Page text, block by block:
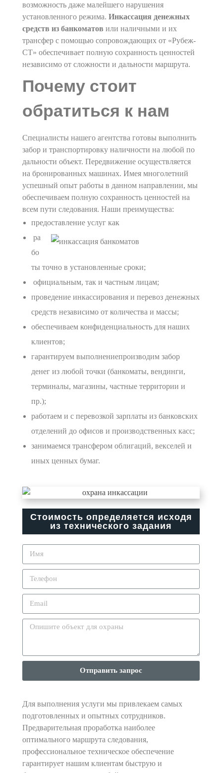
возможность даже малейшего нарушения
установленного режима. Инкассация денежных
средств из банкоматов или наличными и их
трансфер с помощью сопровождающих от «Рубеж-
СТ» обеспечивает полную сохранность ценностей
независимо от сложности и дальности маршрута.
Почему стоит
обратиться к нам
Специалисты нашего агентства готовы выполнить
забор и транспортировку наличности на любой по
дальности объект. Передвижение осуществляется
на бронированных машинах. Имея многолетний
успешный опыт работы в данном направлении, мы
обеспечиваем полную сохранность ценностей на
всем пути следования. Наши преимущества:
предоставление услуг как
ра
бо
ты точно в установленные сроки;
официальным, так и частным лицам;
проведение инкассирования и перевоз денежных
средств независимо от количества и массы;
обеспечиваем конфиденциальность для наших
клиентов;
гарантируем выполнениепроизводим забор
денег из любой точки (банкоматы, вендинги,
терминалы, магазины, частные территории и
пр.);
работаем и с перевозкой зарплаты из банковских
отделений до офисов и производственных касс;
занимаемся трансфером облигаций, векселей и
иных ценных бумаг.
Стоимость определяется исходя
из технического задания
Отправить запрос
Для выполнения услуги мы привлекаем самых
подготовленных и опытных сотрудников.
Предварительная проработка наиболее
оптимального маршрута следования,
профессиональное техническое обеспечение
гарантирует нашим клиентам быструю и